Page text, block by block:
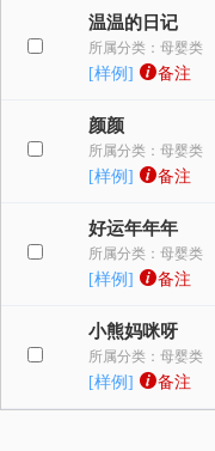
温温的日记
所属分类：母婴类
[样例] 备注
颜颜
所属分类：母婴类
[样例] 备注
好运年年年
所属分类：母婴类
[样例] 备注
小熊妈咪呀
所属分类：母婴类
[样例] 备注